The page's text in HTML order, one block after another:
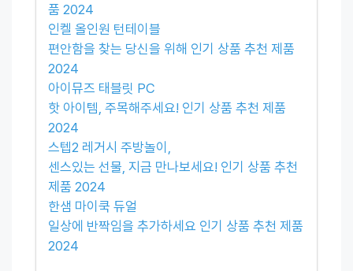
품 2024
인켈 올인원 턴테이블
편안함을 찾는 당신을 위해 인기 상품 추천 제품
2024
아이뮤즈 태블릿 PC
핫 아이템, 주목해주세요! 인기 상품 추천 제품
2024
스텝2 레거시 주방놀이,
센스있는 선물, 지금 만나보세요! 인기 상품 추천
제품 2024
한샘 마이쿡 듀얼
일상에 반짝임을 추가하세요 인기 상품 추천 제품
2024